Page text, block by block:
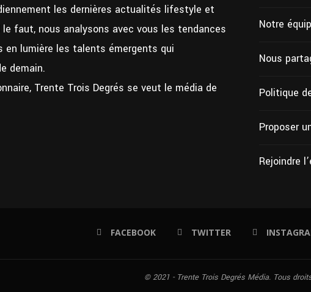
les dernières actualités lifestyle et
faut, nous analysons avec vous les tendances
en lumière les talents émergents qui
demain.
Trente Trois Degrés se veut le média de
Notre
Nous
Politique
Proposer
Rejoindre
FACEBOOK TWITTER
© 2021 - Trente Trois Degrés Média. Tous